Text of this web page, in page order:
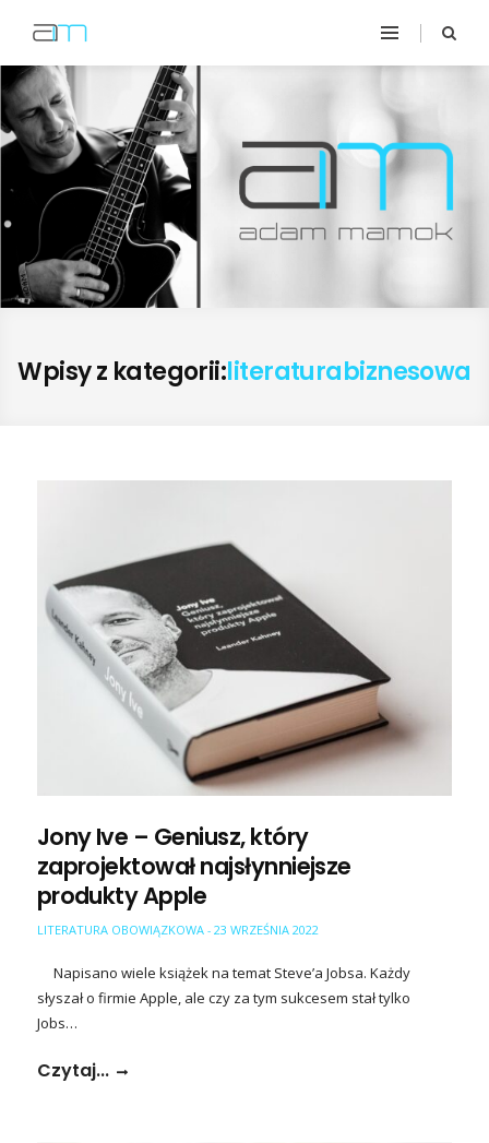
Wpisy z kategorii:literaturabiznesowa
Jony Ive – Geniusz, który
zaprojektował najsłynniejsze
produkty Apple
LITERATURA OBOWIĄZKOWA - 23 WRZEŚNIA 2022
Napisano wiele książek na temat Steve’a Jobsa. Każdy
słyszał o firmie Apple, ale czy za tym sukcesem stał tylko
Jobs…
Czytaj...